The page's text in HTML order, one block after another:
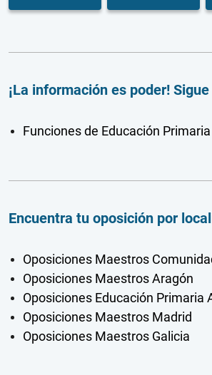
¡La información es poder!
Funciones de Educación Primaria
Encuentra tu oposición por
Oposiciones Maestros
Oposiciones Maestros Aragón
Oposiciones Educación Primaria
Oposiciones Maestros Madrid
Oposiciones Maestros Galicia